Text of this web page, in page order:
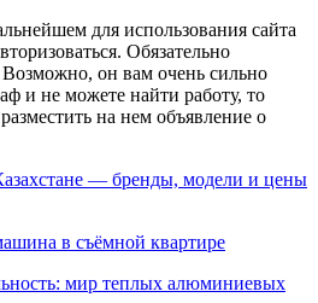
для использования сайта
Обязательно
он вам очень сильно
и не можете найти работу, то
на нем объявление о
— бренды, модели и цены
в съёмной квартире
мир теплых алюминиевых